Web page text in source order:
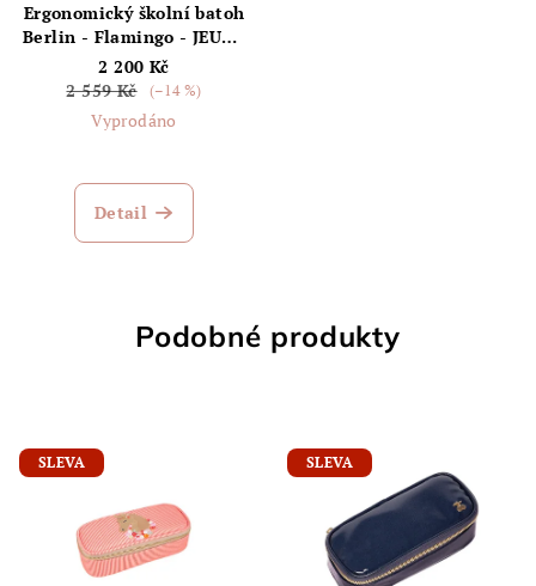
Ergonomický školní batoh
Berlin - Flamingo - JEUNE
PREMIER
2 200 Kč
2 559 Kč
(–14 %)
Vyprodáno
Detail
Podobné produkty
SLEVA SLEVA